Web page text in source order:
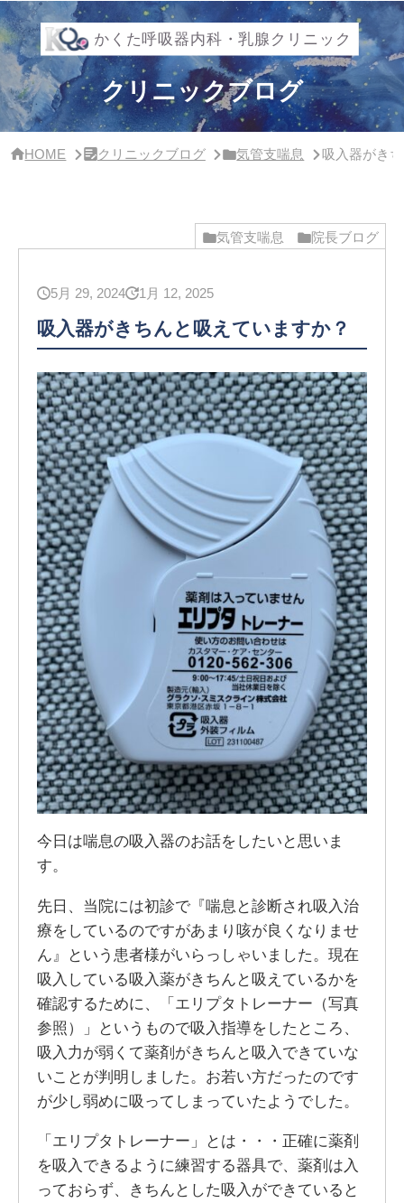
イ
ド
バ
ー・
ク
リ
クリニックブログ
HOME クリニックブログ 気管支喘息 吸入器がき
気管支喘息 院長ブログ
5月 29, 2024 1月 12, 2025
吸入器がきちんと吸えていますか？
今日は喘息の吸入器のお話をしたいと思いま
す。
先日、当院には初診で『喘息と診断され吸入治
療をしているのですがあまり咳が良くなりませ
ん』という患者様がいらっしゃいました。現在
吸入している吸入薬がきちんと吸えているかを
確認するために、「エリプタトレーナー（写真
参照）」というもので吸入指導をしたところ、
吸入力が弱くて薬剤がきちんと吸入できていな
いことが判明しました。お若い方だったのです
が少し弱めに吸ってしまっていたようでした。
「エリプタトレーナー」とは・・・正確に薬剤
を吸入できるように練習する器具で、薬剤は入
っておらず、きちんとした吸入ができていると